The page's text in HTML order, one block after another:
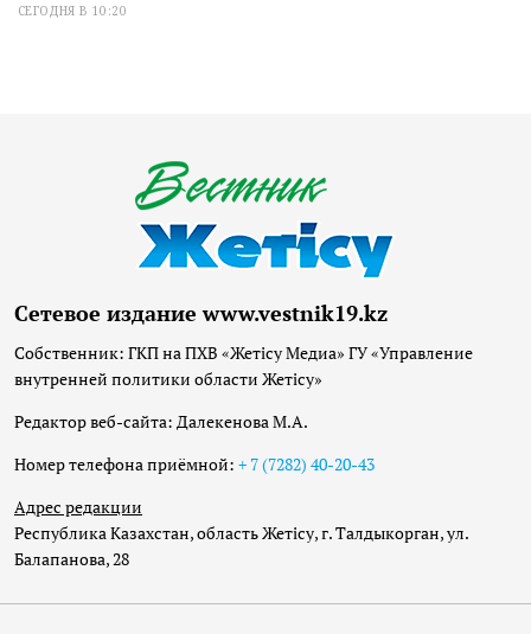
СЕГОДНЯ В 10:20
Сетевое издание www.vestnik19.kz
Собственник: ГКП на ПХВ «Жетісу Медиа» ГУ «Управление
внутренней политики области Жетісу»
Редактор веб-сайта: Далекенова М.А.
Номер телефона приёмной: + 7 (7282) 40-20-43
Адрес редакции
Республика Казахстан, область Жетісу, г. Талдыкорган, ул.
Балапанова, 28